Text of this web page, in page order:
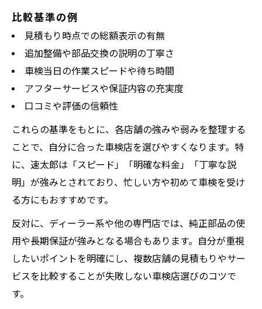
比較基準の例
見積もり時点での総額表示の有無
追加整備や部品交換の説明の丁寧さ
車検当日の作業スピードや待ち時間
アフターサービスや保証内容の充実度
口コミや評価の信頼性
これらの基準をもとに、各店舗の強みや弱みを整理する
ことで、自分に合った車検店を選びやすくなります。特
に、速太郎は「スピード」「明確な料金」「丁寧な説
明」が強みとされており、忙しい方や初めて車検を受け
る方にもおすすめです。
反対に、ディーラー系や他の専門店では、純正部品の使
用や長期保証が強みとなる場合もあります。自分が重視
したいポイントを明確にし、複数店舗の見積もりやサー
ビスを比較することが失敗しない車検店選びのコツで
す。